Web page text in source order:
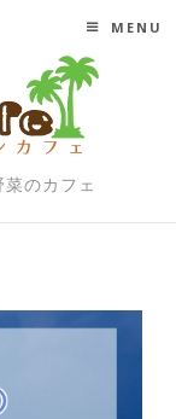
のカフェ
MENU